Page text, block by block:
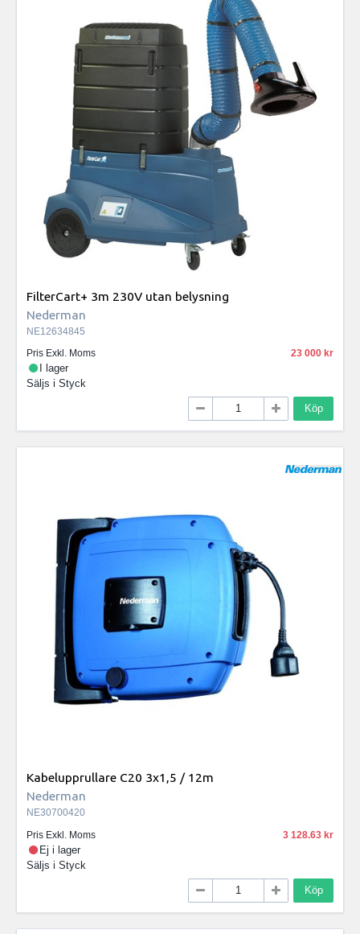
FilterCart+ 3m 230V utan belysning
Nederman
NE12634845
Pris Exkl. Moms
23 000
I lager
Säljs i Styck
Köp
Kabelupprullare C20 3x1,5 / 12m
Nederman
NE30700420
Pris Exkl. Moms
3 128.63
Ej i lager
Säljs i Styck
Köp